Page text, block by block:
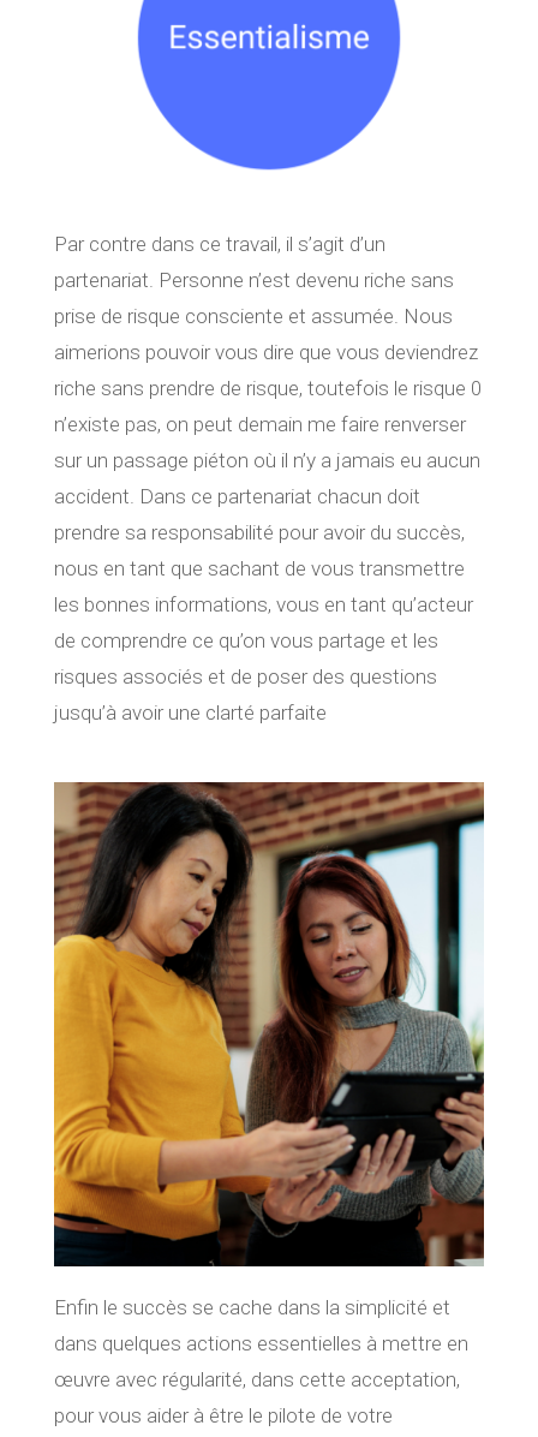
Par contre dans ce travail, il s’agit d’un
partenariat. Personne n’est devenu riche sans
prise de risque consciente et assumée. Nous
aimerions pouvoir vous dire que vous deviendrez
riche sans prendre de risque, toutefois le risque 0
n’existe pas, on peut demain me faire renverser
sur un passage piéton où il n’y a jamais eu aucun
accident. Dans ce partenariat chacun doit
prendre sa responsabilité pour avoir du succès,
nous en tant que sachant de vous transmettre
les bonnes informations, vous en tant qu’acteur
de comprendre ce qu’on vous partage et les
risques associés et de poser des questions
jusqu’à avoir une clarté parfaite
Enfin le succès se cache dans la simplicité et
dans quelques actions essentielles à mettre en
œuvre avec régularité, dans cette acceptation,
pour vous aider à être le pilote de votre